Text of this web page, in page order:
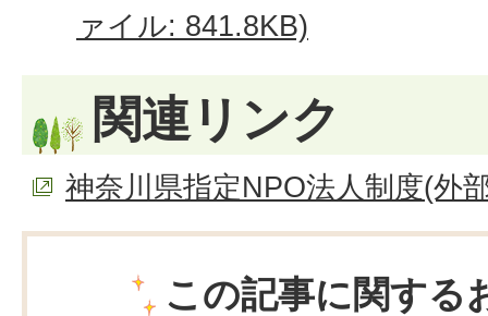
ァイル: 841.8KB)
関連リンク
神奈川県指定NPO法人制度(外
この記事に関する